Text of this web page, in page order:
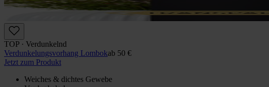
TOP · Verdunkelnd
Verdunkelungs­vorhang Lombokab 50 €
Jetzt zum Produkt
Weiches & dichtes Gewebe